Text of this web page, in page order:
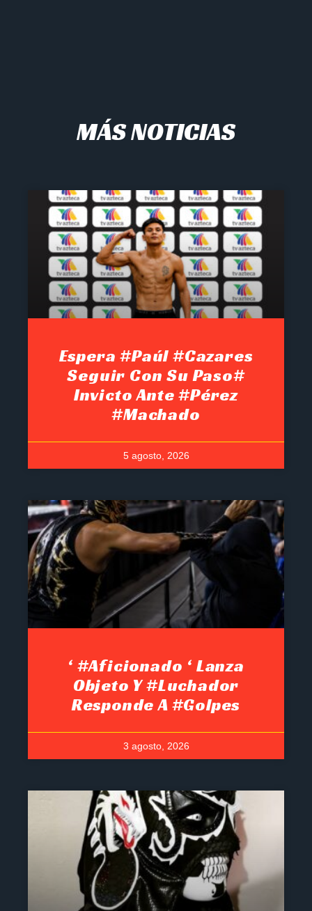
MÁS NOTICIAS
Espera #Paúl #Cazares
Seguir Con Su Paso#
Invicto Ante #Pérez
#Machado
5 agosto, 2026
‘ #Aficionado ‘ Lanza
Objeto Y #luchador
Responde A #golpes
3 agosto, 2026